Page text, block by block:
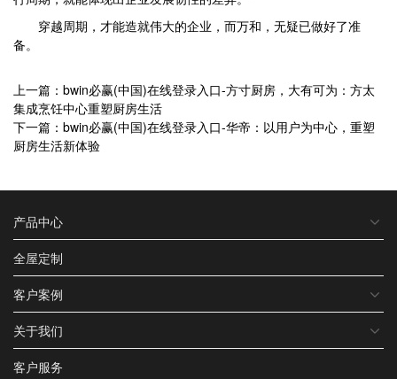
穿越周期，才能造就伟大的企业，而万和，无疑已做好了准
备。
上一篇：bwin必赢(中国)在线登录入口-方寸厨房，大有可为：方太
集成烹饪中心重塑厨房生活
下一篇：bwin必赢(中国)在线登录入口-华帝：以用户为中心，重塑
厨房生活新体验
产品中心
全屋定制
客户案例
关于我们
客户服务